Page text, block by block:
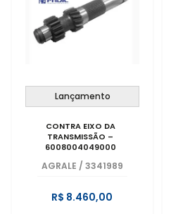
Lançamento
CONTRA EIXO DA
TRANSMISSÃO –
6008004049000
AGRALE / 3341989
R$ 8.460,00